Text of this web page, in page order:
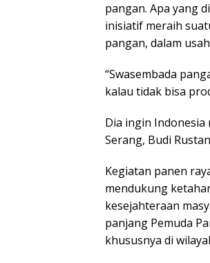
pangan. Apa yang
inisiatif meraih
pangan, dalam
“Swasembada
kalau tidak bisa
Dia ingin Indonesia
Serang, Budi
Kegiatan panen
mendukung
kesejahteraan
panjang Pemuda
khususnya di